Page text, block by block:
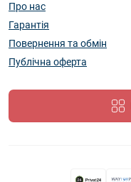
Про нас
Гарантія
Повернення та обмін
Публічна оферта